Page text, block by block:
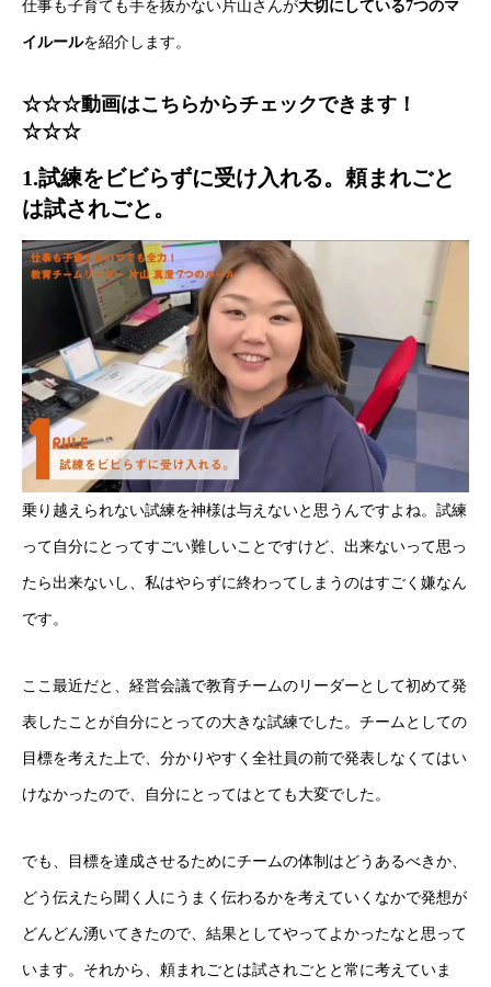
仕事も子育ても手を抜かない片山さんが大切にしている7つのマ
イルールを紹介します。
☆☆☆動画はこちらからチェックできます！
☆☆☆
1.試練をビビらずに受け入れる。頼まれごと
は試されごと。
乗り越えられない試練を神様は与えないと思うんですよね。試練
って自分にとってすごい難しいことですけど、出来ないって思っ
たら出来ないし、私はやらずに終わってしまうのはすごく嫌なん
です。
ここ最近だと、経営会議で教育チームのリーダーとして初めて発
表したことが自分にとっての大きな試練でした。チームとしての
目標を考えた上で、分かりやすく全社員の前で発表しなくてはい
けなかったので、自分にとってはとても大変でした。
でも、目標を達成させるためにチームの体制はどうあるべきか、
どう伝えたら聞く人にうまく伝わるかを考えていくなかで発想が
どんどん湧いてきたので、結果としてやってよかったなと思って
います。それから、頼まれごとは試されごとと常に考えていま